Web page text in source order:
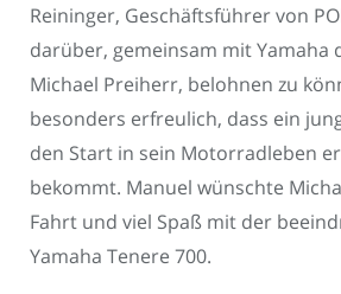
Reininger, Geschäftsführer von
darüber, gemeinsam mit Yamaha
Michael Preiherr, belohnen zu
besonders erfreulich, dass ein
den Start in sein Motorradleben
bekommt. Manuel wünschte
Fahrt und viel Spaß mit der
Yamaha Tenere 700.